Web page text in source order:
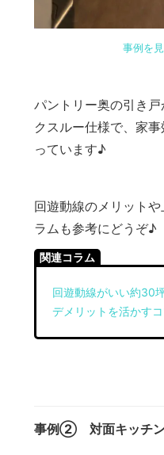
事例を
パントリー奥の引き
クスルー仕様で、家
っています♪
回遊動線のメリット
ラムも参考にどうぞ♪
関連コラム
回遊動線がいい約30
デメリットを活かす
事例② 対面キッチン